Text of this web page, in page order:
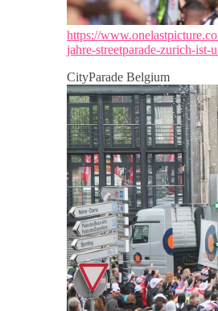
https://
jahre-streetparade-zurich-ist-
CityParade Belgium